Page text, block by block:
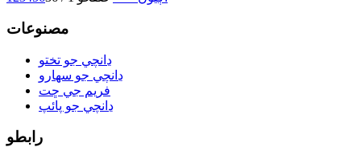
مصنوعات
ڍانچي جو تختو
ڍانچي جو سهارو
فريم جي ڇت
ڍانچي جو پائپ
رابطو